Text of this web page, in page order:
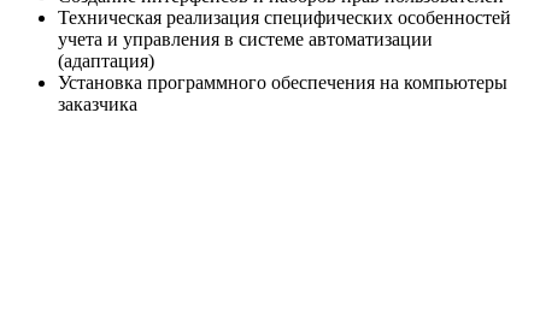
Техническая реализация специфических особенностей
учета и управления в системе автоматизации
(адаптация)
Установка программного обеспечения на компьютеры
заказчика